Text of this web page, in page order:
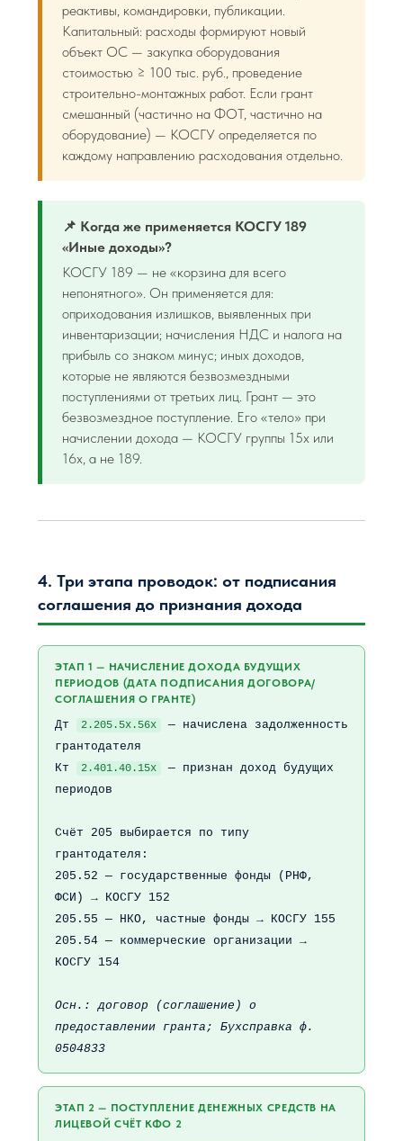
реактивы, командировки, публикации.
Капитальный: расходы формируют новый
объект ОС — закупка оборудования
стоимостью ≥ 100 тыс. руб., проведение
строительно-монтажных работ. Если грант
смешанный (частично на ФОТ, частично на
оборудование) — КОСГУ определяется по
каждому направлению расходования отдельно.
📌 Когда же применяется КОСГУ 189
«Иные доходы»?
КОСГУ 189 — не «корзина для всего
непонятного». Он применяется для:
оприходования излишков, выявленных при
инвентаризации; начисления НДС и налога на
прибыль со знаком минус; иных доходов,
которые не являются безвозмездными
поступлениями от третьих лиц. Грант — это
безвозмездное поступление. Его «тело» при
начислении дохода — КОСГУ группы 15х или
16х, а не 189.
4. Три этапа проводок: от подписания
соглашения до признания дохода
ЭТАП 1 — НАЧИСЛЕНИЕ ДОХОДА БУДУЩИХ
ПЕРИОДОВ (ДАТА ПОДПИСАНИЯ ДОГОВОРА/
СОГЛАШЕНИЯ О ГРАНТЕ)
Дт
2.205.5х.56х
— начислена задолженность
грантодателя
Кт
2.401.40.15х
— признан доход будущих
периодов
Счёт 205 выбирается по типу
грантодателя:
205.52 — государственные фонды (РНФ,
ФСИ) → КОСГУ 152
205.55 — НКО, частные фонды → КОСГУ 155
205.54 — коммерческие организации →
КОСГУ 154
Осн.: договор (соглашение) о
предоставлении гранта; Бухсправка ф.
0504833
ЭТАП 2 — ПОСТУПЛЕНИЕ ДЕНЕЖНЫХ СРЕДСТВ НА
ЛИЦЕВОЙ СЧЁТ КФО 2